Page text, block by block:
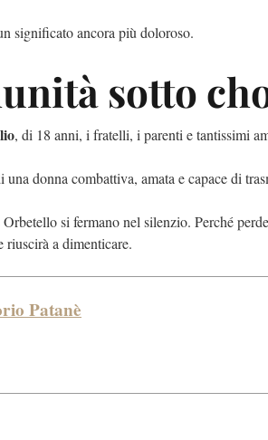
significato ancora più doloroso.
sotto
, di 18 anni, i fratelli, i parenti e tantissimi
donna combattiva, amata e capace di
si fermano nel silenzio. Perché
riuscirà a dimenticare.
Patanè